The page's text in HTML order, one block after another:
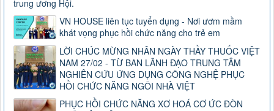
trung ương Hội.
VN HOUSE liên tục tuyển dụng - Nơi ươm mầm
khát vọng phục hồi chức năng cho trẻ em
LỜI CHÚC MỪNG NHÂN NGÀY THẦY THUỐC VIỆT
NAM 27/02 - TỪ BAN LÃNH ĐẠO TRUNG TÂM
NGHIÊN CỨU ỨNG DỤNG CÔNG NGHỆ PHỤC
HỒI CHỨC NĂNG NGÔI NHÀ VIỆT
PHỤC HỒI CHỨC NĂNG XƠ HOÁ CƠ ỨC ĐÒN